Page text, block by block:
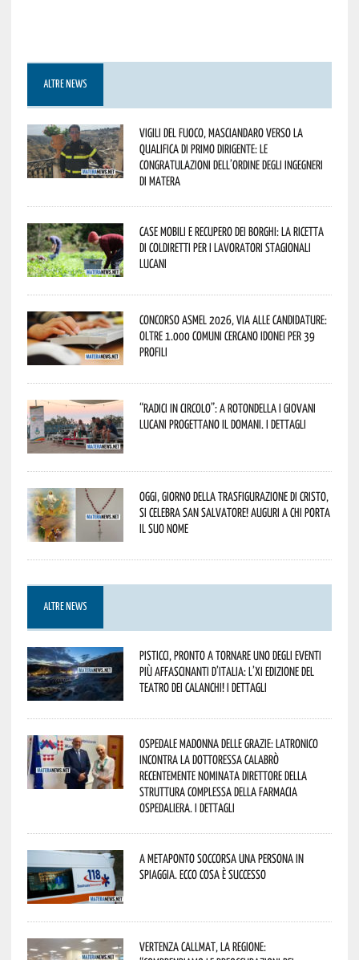
ALTRE NEWS
Vigili del Fuoco, Masciandaro verso la
qualifica di Primo Dirigente: le
congratulazioni dell’Ordine degli Ingegneri
di Matera
Case mobili e recupero dei borghi: la ricetta
di Coldiretti per i lavoratori stagionali
lucani
Concorso Asmel 2026, via alle candidature:
oltre 1.000 Comuni cercano idonei per 39
profili
“Radici in Circolo”: a Rotondella i giovani
lucani progettano il domani. I dettagli
Oggi, giorno della Trasfigurazione di Cristo,
si celebra San Salvatore! Auguri a chi porta
il suo nome
ALTRE NEWS
Pisticci, pronto a tornare uno degli eventi
più affascinanti d’Italia: l’XI edizione del
Teatro dei Calanchi! I dettagli
Ospedale Madonna delle Grazie: Latronico
incontra la dottoressa Calabrò
recentemente nominata Direttore della
Struttura Complessa della Farmacia
Ospedaliera. I dettagli
A Metaponto soccorsa una persona in
spiaggia. Ecco cosa è successo
Vertenza CallMat, la Regione: